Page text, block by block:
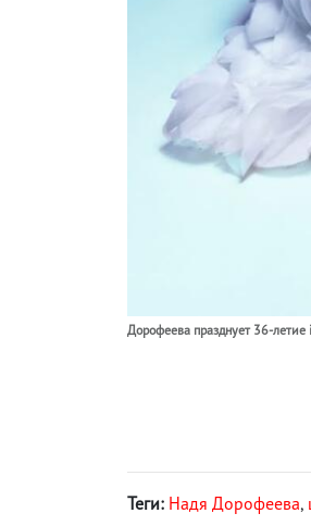
Дорофеева празднует 36-
Теги: Надя Дорофеева,